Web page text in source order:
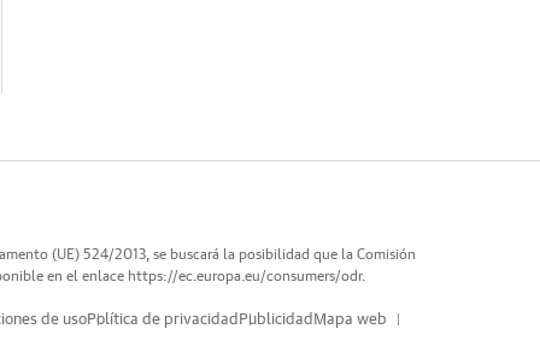
(UE) 524/2013, se buscará la posibilidad que la Comisión
en el enlace https://ec.europa.eu/consumers/odr.
de usoPolítica de privacidad Publicidad Mapa web